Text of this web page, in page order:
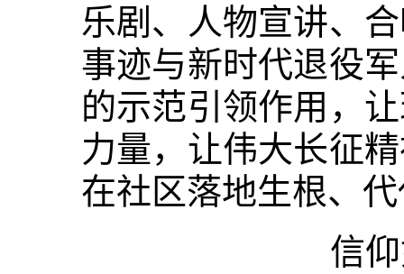
乐剧、人物宣讲、
事迹与新时代退役
的示范引领作用，
力量，让伟大长征
在社区落地生根、
信